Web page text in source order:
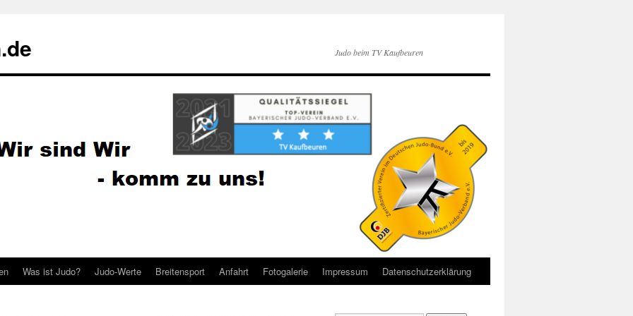
Judo beim TV Kaufbeuren
Was ist Judo? Judo-Werte Breitensport Anfahrt Fotogalerie Impressum Datenschutzerklärung